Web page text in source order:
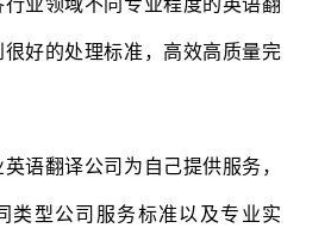
好的处理标准，高效高质量完
翻译公司为自己提供服务，
类型公司服务标准以及专业实